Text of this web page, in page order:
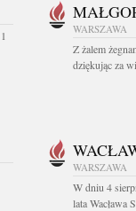
WARSZAWA
Z żalem
dziękując za
WARSZAWA
W dniu 4
lata Wacława